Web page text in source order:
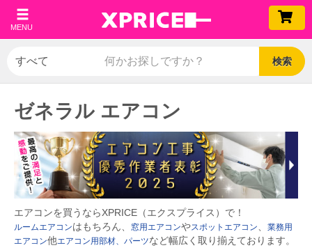
MENU
検索
ゼネラル エアコン
エアコンを買うならXPRICE（エクスプライス）で！
ルームエアコンはもちろん、 窓用エアコンやスポットエアコン、 業務用
エアコン他エアコン用部材、パーツなど幅広く取り揃えております。